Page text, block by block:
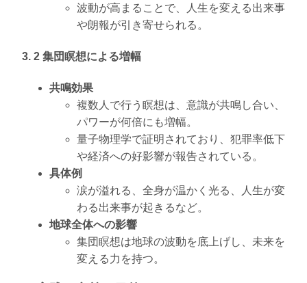
波動が高まることで、人生を変える出来事
や朗報が引き寄せられる。
3. 2 集団瞑想による増幅
共鳴効果
複数人で行う瞑想は、意識が共鳴し合い、
パワーが何倍にも増幅。
量子物理学で証明されており、犯罪率低下
や経済への好影響が報告されている。
具体例
涙が溢れる、全身が温かく光る、人生が変
わる出来事が起きるなど。
地球全体への影響
集団瞑想は地球の波動を底上げし、未来を
変える力を持つ。